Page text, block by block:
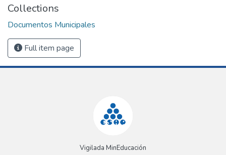
Collections
Documentos Municipales
Full item page
Vigilada MinEducación